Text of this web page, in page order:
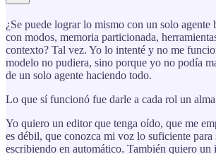
¿Se puede lograr lo mismo con un solo
con modos, memoria particionada,
contexto? Tal vez. Yo lo intenté y no me
modelo no pudiera, sino porque yo no podía
de un solo agente haciendo todo.
Lo que sí funcionó fue darle a cada rol un
Yo quiero un editor que tenga oído, que me
es débil, que conozca mi voz lo suficiente para
escribiendo en automático. También quiero un